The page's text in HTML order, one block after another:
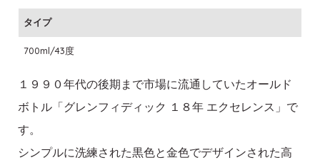
タイプ
700ml/43度
１９９０年代の後期まで市場に流通していたオールド
ボトル「グレンフィディック １８年 エクセレンス」で
す。
シンプルに洗練された黒色と金色でデザインされた高